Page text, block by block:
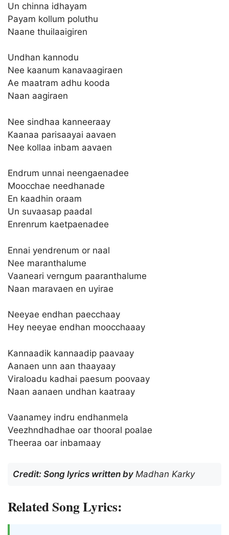
Un chinna idhayam
Payam kollum poluthu
Naane thuilaaigiren
Undhan kannodu
Nee kaanum kanavaagiraen
Ae maatram adhu kooda
Naan aagiraen
Nee sindhaa kanneeraay
Kaanaa parisaayai aavaen
Nee kollaa inbam aavaen
Endrum unnai neengaenadee
Moocchae needhanade
En kaadhin oraam
Un suvaasap paadal
Enrenrum kaetpaenadee
Ennai yendrenum or naal
Nee maranthalume
Vaaneari verngum paaranthalume
Naan maravaen en uyirae
Neeyae endhan paecchaay
Hey neeyae endhan moocchaaay
Kannaadik kannaadip paavaay
Aanaen unn aan thaayaay
Viraloadu kadhai paesum poovaay
Naan aanaen undhan kaatraay
Vaanamey indru endhanmela
Veezhndhadhae oar thooral poalae
Theeraa oar inbamaay
Credit: Song lyrics written by Madhan Karky
Related Song Lyrics: